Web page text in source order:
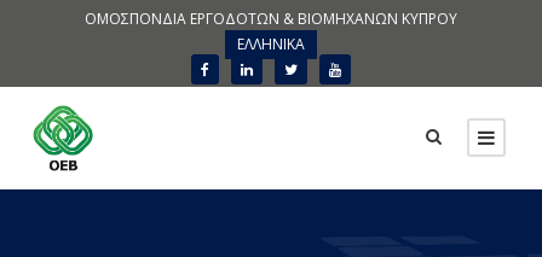
ΟΜΟΣΠΟΝΔΙΑ ΕΡΓΟΔΟΤΩΝ & ΒΙΟΜΗΧΑΝΩΝ ΚΥΠΡΟΥ
ΕΛΛΗΝΙΚΑ